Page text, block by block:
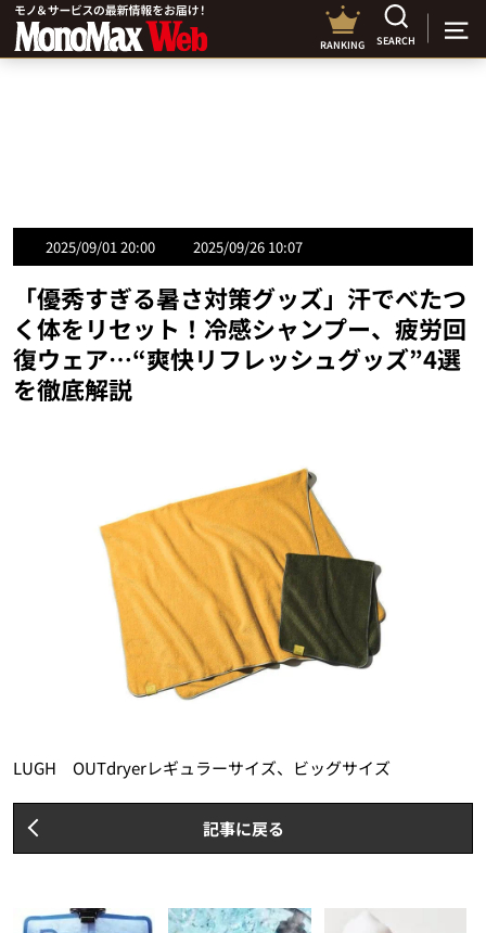
RANKING SEARCH
2025/09/01 20:00 2025/09/26 10:07
「優秀すぎる暑さ対策グッズ」汗でべたつ
く体をリセット！冷感シャンプー、疲労回
復ウェア…“爽快リフレッシュグッズ”4選
を徹底解説
LUGH OUTdryerレギュラーサイズ、ビッグサイズ
記事に戻る